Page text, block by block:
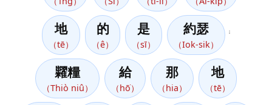
地
（tē）
的
（ê）
是
（sī）
約瑟
（Iok-sik）
；
糶糧
（Thiò niû）
給
（hō͘）
那
（hia）
地
（tē）